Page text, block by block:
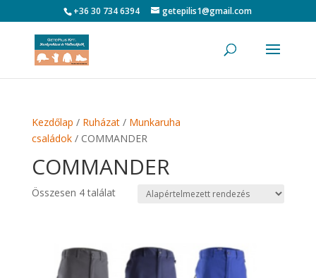
+36 30 734 6394 getepilis1@gmail.com
Kezdőlap / Ruházat/ Munkaruha
családok/ COMMANDER
COMMANDER
Összesen 4 találat